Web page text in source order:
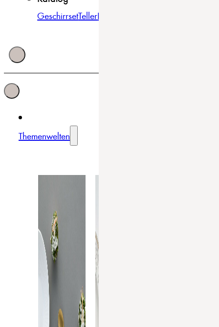
GeschirrsetTellerBowls & Schüsseln
Themenwelten